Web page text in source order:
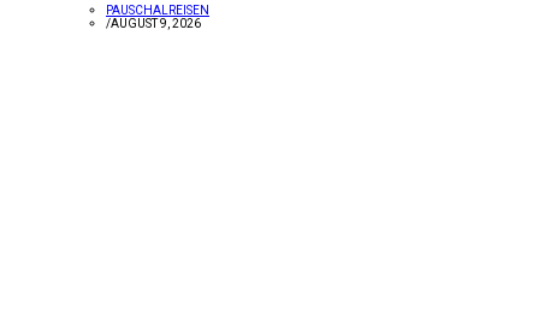
PAUSCHALREISEN
/AUGUST 9, 2026